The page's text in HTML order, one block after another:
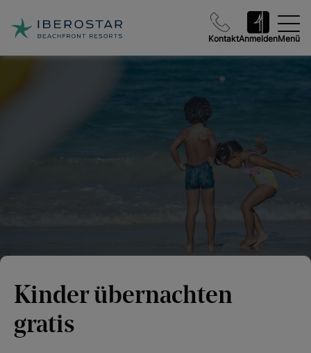
KontaktAnmeldenMenü
Kinder übernachten
gratis